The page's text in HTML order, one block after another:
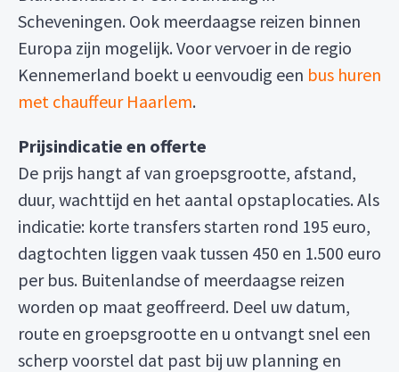
Scheveningen. Ook meerdaagse reizen binnen
Europa zijn mogelijk. Voor vervoer in de regio
Kennemerland boekt u eenvoudig een bus huren
met chauffeur Haarlem.
Prijsindicatie en offerte
De prijs hangt af van groepsgrootte, afstand,
duur, wachttijd en het aantal opstaplocaties. Als
indicatie: korte transfers starten rond 195 euro,
dagtochten liggen vaak tussen 450 en 1.500 euro
per bus. Buitenlandse of meerdaagse reizen
worden op maat geoffreerd. Deel uw datum,
route en groepsgrootte en u ontvangt snel een
scherp voorstel dat past bij uw planning en